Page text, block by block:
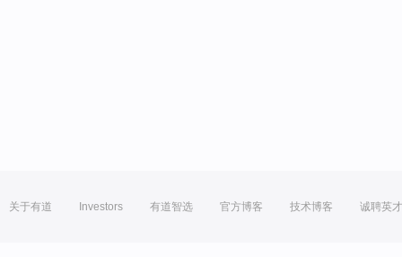
关于有道 Investors 有道智选 官方博客 技术博客 诚聘英才